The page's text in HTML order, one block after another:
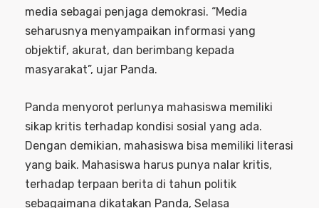
media sebagai penjaga demokrasi. “Media
seharusnya menyampaikan informasi yang
objektif, akurat, dan berimbang kepada
masyarakat”, ujar Panda.
Panda menyorot perlunya mahasiswa memiliki
sikap kritis terhadap kondisi sosial yang ada.
Dengan demikian, mahasiswa bisa memiliki literasi
yang baik. Mahasiswa harus punya nalar kritis,
terhadap terpaan berita di tahun politik
sebagaimana dikatakan Panda, Selasa